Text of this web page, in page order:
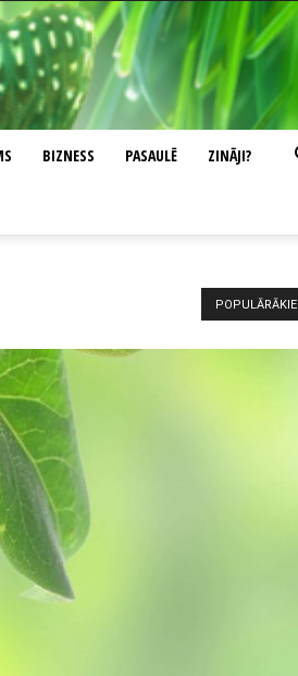
BIZNESS PASAULĒ ZINĀJI?
POPULĀRĀKIE